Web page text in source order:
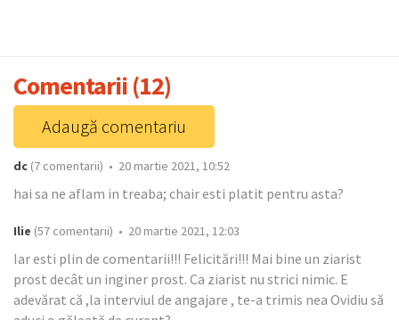
Comentarii (12)
Adaugă comentariu
dc (7 comentarii) • 20 martie 2021, 10:52
hai sa ne aflam in treaba; chair esti platit pentru asta?
Ilie (57 comentarii) • 20 martie 2021, 12:03
Iar esti plin de comentarii!!! Felicitări!!! Mai bine un ziarist
prost decât un inginer prost. Ca ziarist nu strici nimic. E
adevărat că ,la interviul de angajare , te-a trimis nea Ovidiu să